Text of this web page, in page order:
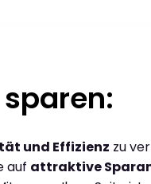
und Effizienz zu
auf attraktive